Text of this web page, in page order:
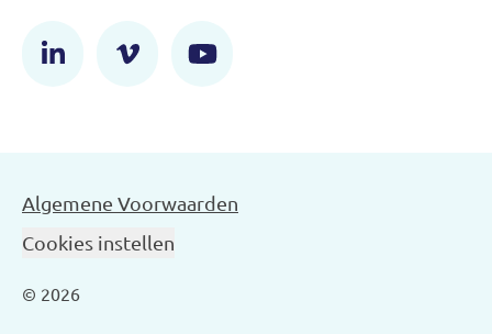
Algemene Voorwaarden
Cookies instellen
© 2026